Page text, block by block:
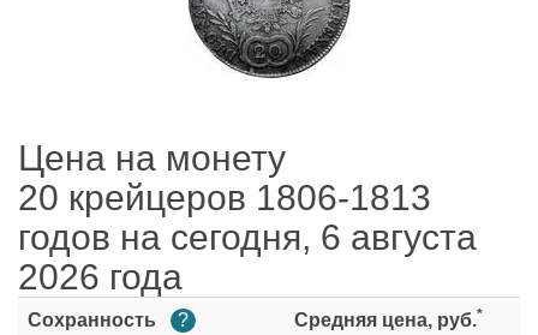
Цена на монету
20 крейцеров 1806-1813
годов на сегодня, 6 августа
2026 года
Сохранность ? Средняя цена, руб.*